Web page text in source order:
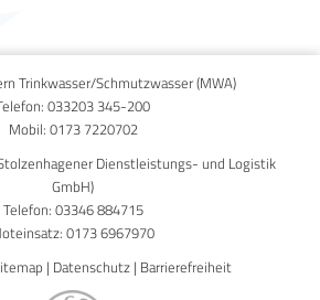
2014
Trinkwasser/Schmutzwasser (MWA)
033203 345-200
Mobil: 0173 7220702
Dienstleistungs- und Logistik
GmbH)
Telefon: 03346 884715
0173 6967970
| Datenschutz | Barrierefreiheit